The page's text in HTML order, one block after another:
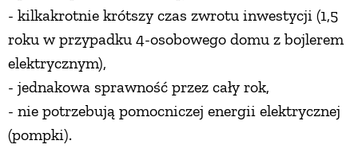
- kilkakrotnie krótszy czas zwrotu inwestycji (1,5
roku w przypadku 4-osobowego domu z bojlerem
elektrycznym),
- jednakowa sprawność przez cały rok,
- nie potrzebują pomocniczej energii elektrycznej
(pompki).